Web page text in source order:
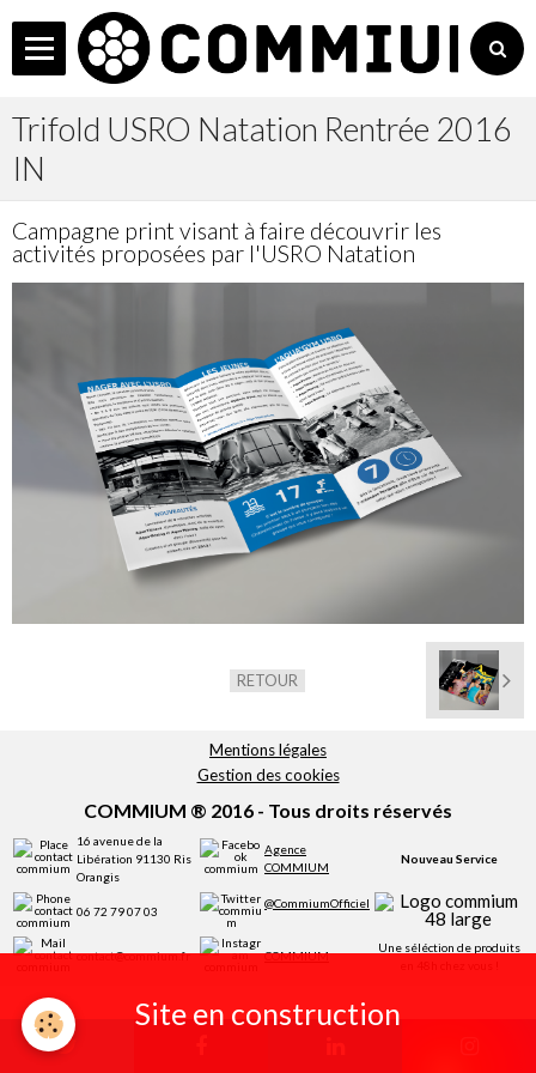
L'Agence
Services
Accueil
Les + COMMIUM
Actualités
Agenda
Trifold USRO Natation Rentrée 2016
IN
Campagne print visant à faire découvrir les
activités proposées par l'USRO Natation
RETOUR
Mentions légales
Gestion des cookies
COMMIUM ® 2016 - Tous droits réservés
16 avenue de la
Libération 91130 Ris
Orangis
Agence
COMMIUM
Nouveau Service
06 72 79 07 03
@CommiumOfficiel
contact@commium.fr COMMIUM
Une séléction de produits
Site en construction